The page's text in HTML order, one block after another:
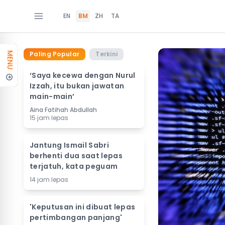
EN BM ZH TA
MENU Paling Popular Terkini
‘Saya kecewa dengan Nurul
Izzah, itu bukan jawatan
main-main’
Aina Fatihah Abdullah
15 jam lepas
Jantung Ismail Sabri
berhenti dua saat lepas
terjatuh, kata peguam
14 jam lepas
'Keputusan ini dibuat lepas
pertimbangan panjang'